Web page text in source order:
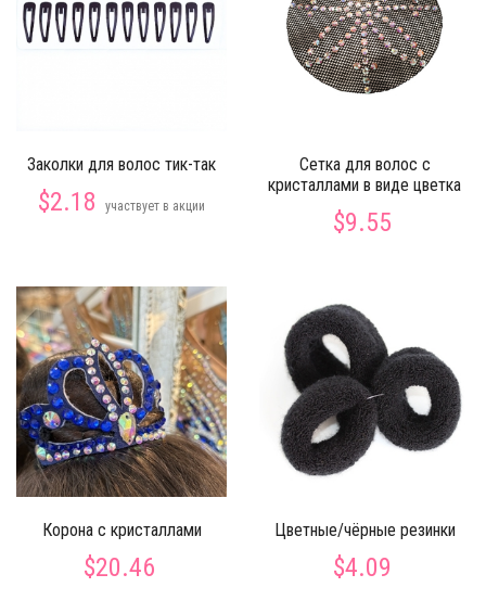
Заколки для волос тик-так
$2.18 участвует в акции
Сетка для волос с
кристаллами в виде цветка
$9.55
Корона с кристаллами
$20.46
Цветные/чёрные резинки
$4.09